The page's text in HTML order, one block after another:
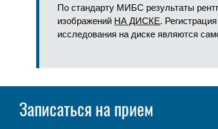
По стандарту МИБС результаты
изображений НА ДИСКЕ.
исследования на диске являются
Записаться на прием